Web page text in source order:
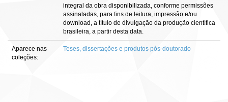
integral da obra disponibilizada, conforme permissões
assinaladas, para fins de leitura, impressão e/ou
download, a título de divulgação da produção científica
brasileira, a partir desta data.
Aparece nas
coleções:
Teses, dissertações e produtos pós-doutorado